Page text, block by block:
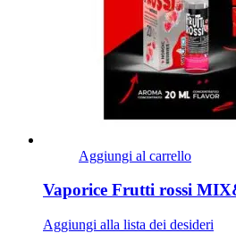
Aggiungi al carrello
Vaporice Frutti rossi
Aggiungi alla lista dei desideri